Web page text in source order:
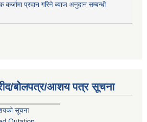
कर्जामा प्रदान गरिने ब्याज अनुदान सम्बन्धी
बोलपत्र/आशय पत्र सूचना
सूचना